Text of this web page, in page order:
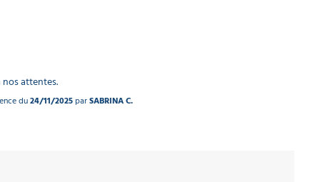
attentes.
du24/11/2025parSABRINA C.